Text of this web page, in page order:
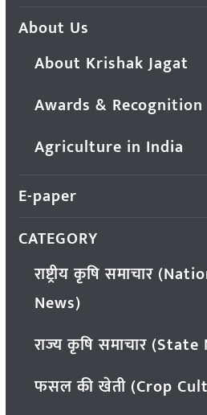
About Us
About Krishak Jagat
Awards & Recognition
Agriculture in India
E-paper
CATEGORY
राष्ट्रीय कृषि समाचार
News)
राज्य कृषि समाचार
फसल की खेती (Crop